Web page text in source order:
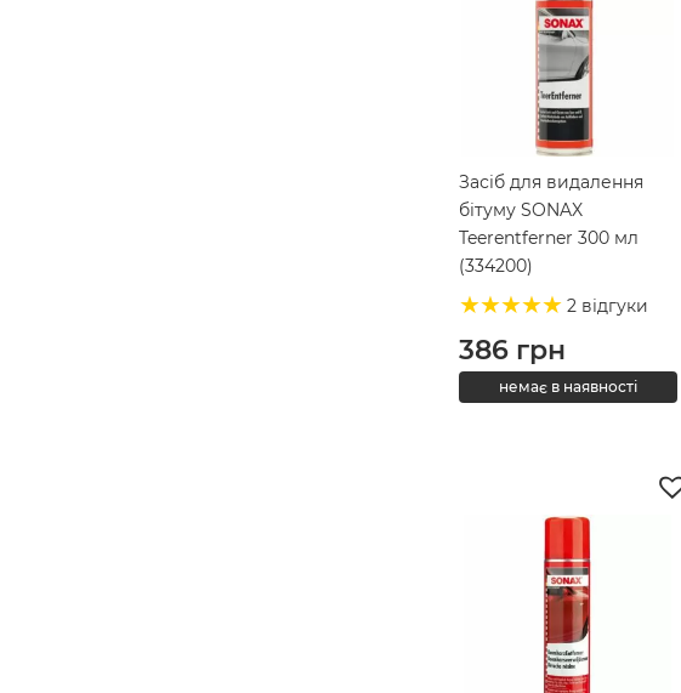
Засіб для видалення
бітуму SONAX
Teerentferner 300 мл
(334200)
2 відгуки
386грн
немає в наявності